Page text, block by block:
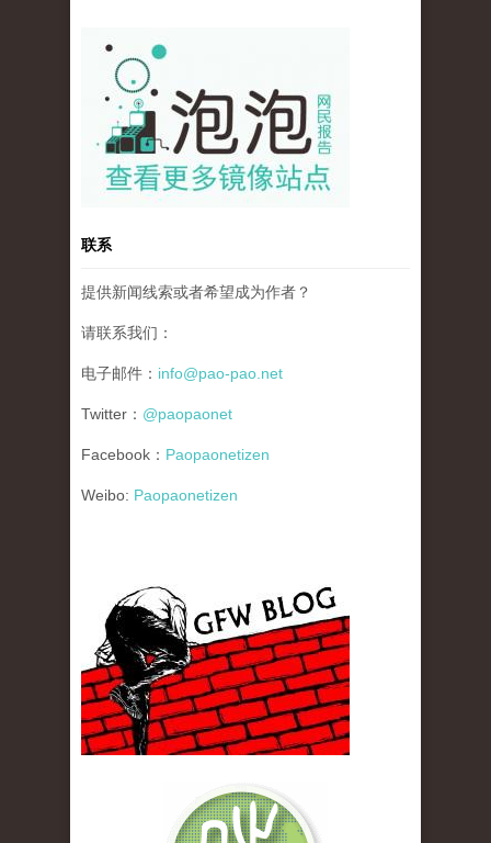
pao-pao-banner-mirror-site-120814.jpg
联系
提供新闻线索或者希望成为作者？
请联系我们：
电子邮件： info@pao-pao.net
Twitter： @paopaonet
Facebook： Paopaonetizen
Weibo: Paopaonetizen
gfw_blog_small.jpg